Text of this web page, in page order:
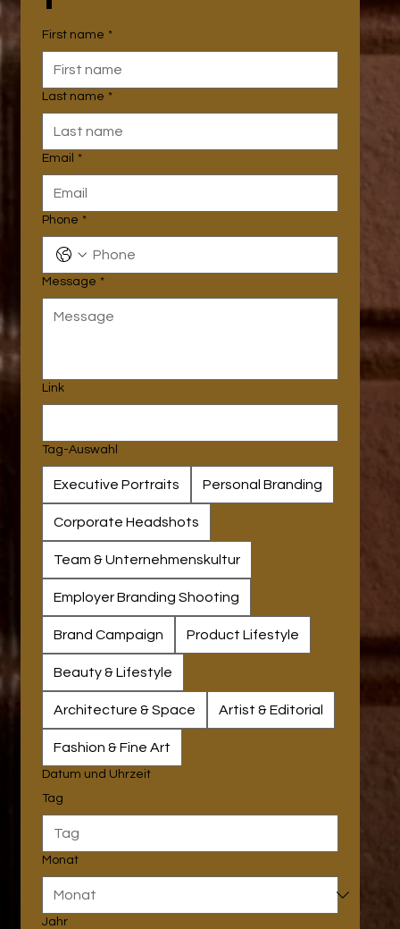
First name *
Last name *
Email *
Phone *
Message *
Link
Tag-Auswahl
Executive Portraits Personal Branding
Corporate Headshots
Team & Unternehmenskultur
Employer Branding Shooting
Brand Campaign Product Lifestyle
Beauty & Lifestyle
Architecture & Space Artist & Editorial
Fashion & Fine Art
Datum und Uhrzeit
Tag
Monat
Jahr